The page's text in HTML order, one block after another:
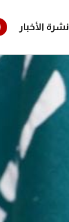
نشرة الأخبار